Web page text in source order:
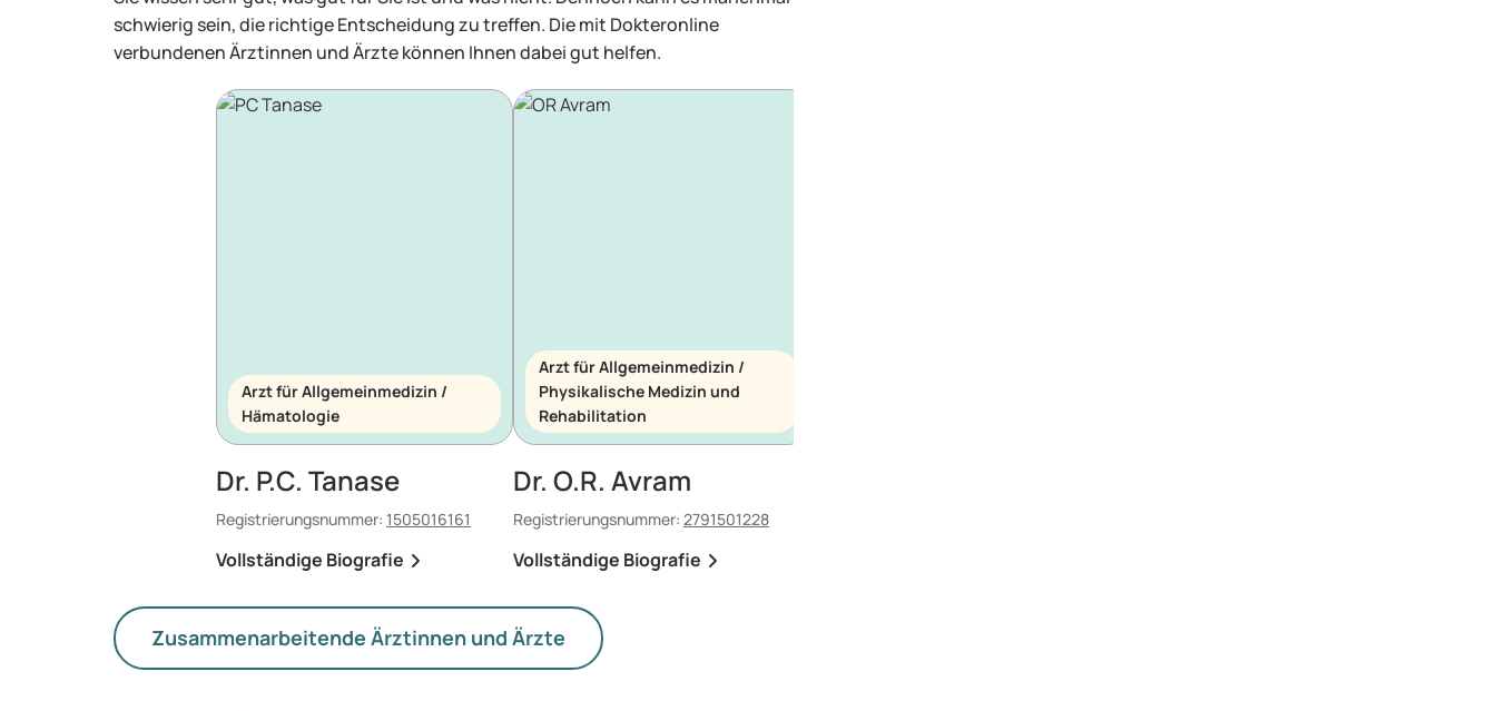
schwierig sein, die richtige Entscheidung zu treffen. Die mit Dokteronline
verbundenen Ärztinnen und Ärzte können Ihnen dabei gut helfen.
Arzt für Allgemeinmedizin /
Hämatologie
Dr. P.C. Tanase
Registrierungsnummer: 1505016161
Vollständige Biografie
Arzt für Allgemeinmedizin /
Physikalische Medizin und
Rehabilitation
Dr. O.R. Avram
Registrierungsnummer: 2791501228
Vollständige Biografie
Zusammenarbeitende Ärztinnen und Ärzte